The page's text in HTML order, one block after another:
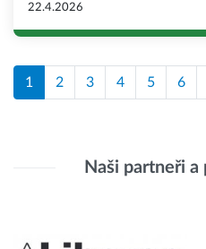
22.4.2026
1 2 3 4 5 6
Naši partneři